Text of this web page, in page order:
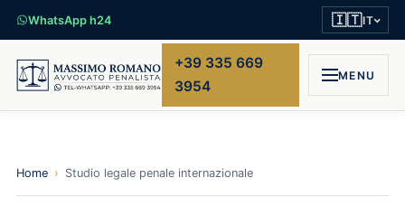
WhatsApp h24 🇮🇹IT
+39 335 669
3954
MENU
Home › Studio legale penale internazionale